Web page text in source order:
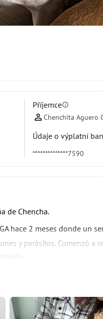
Příjemceinfo
Chenchita Aguero
Údaje o výplatní
**************7590
de Chencha.
hace 2 meses donde un
y parásitos. Comenzó a